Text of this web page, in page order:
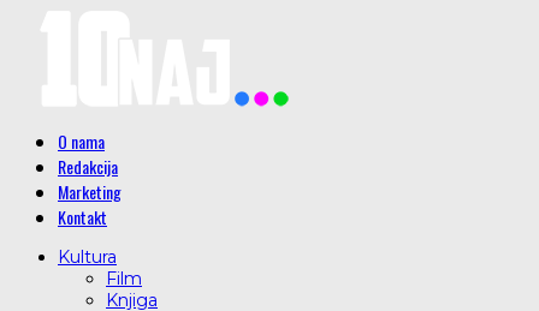
O nama
Redakcija
Marketing
Kontakt
Kultura
Film
Knjiga